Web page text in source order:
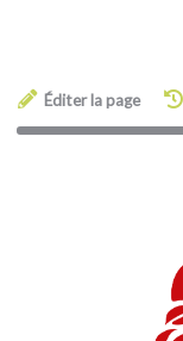
Éditer la page